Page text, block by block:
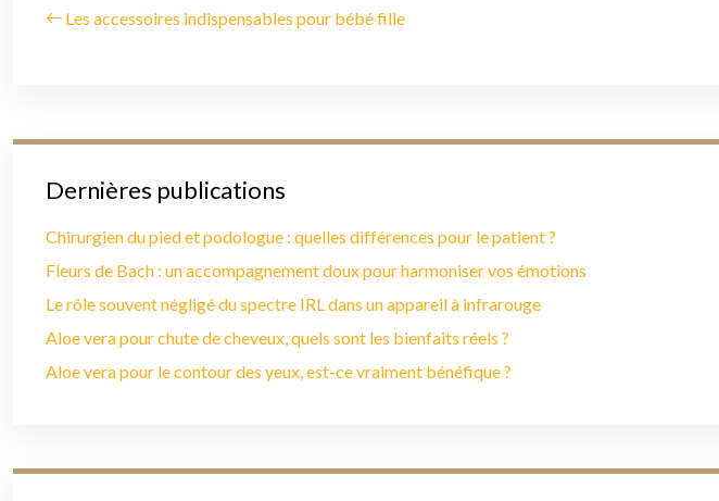
Les accessoires indispensables pour bébé fille
Dernières publications
Chirurgien du pied et podologue : quelles différences pour le patient ?
Fleurs de Bach : un accompagnement doux pour harmoniser vos émotions
Le rôle souvent négligé du spectre IRL dans un appareil à infrarouge
Aloe vera pour chute de cheveux, quels sont les bienfaits réels ?
Aloe vera pour le contour des yeux, est-ce vraiment bénéfique ?